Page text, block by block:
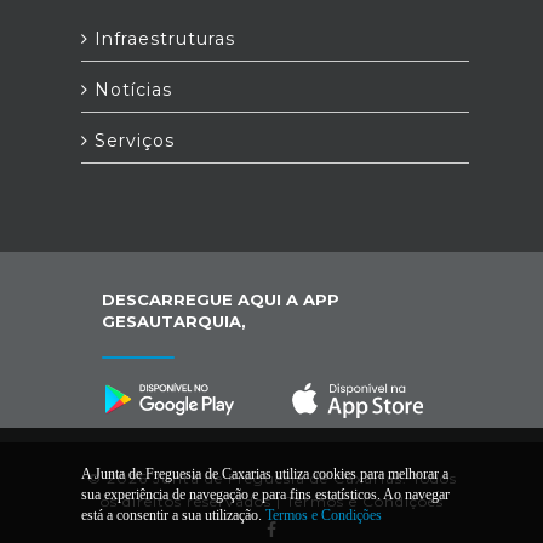
RSU, para as famílias numerosas,
emergência;
Infraestruturas
Notícias
Serviços
DESCARREGUE AQUI A APP
GESAUTARQUIA,
© 2026 Junta de Freguesia de Caxarias. Todos
os direitos reservados |Termos e Condições
A Junta de Freguesia de Caxarias utiliza cookies para melhorar a
sua experiência de navegação e para fins estatísticos. Ao navegar
está a consentir a sua utilização. Termos e Condições